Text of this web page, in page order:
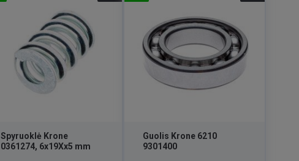
Spyruoklė Krone
0361274, 6x19Xx5 mm
Guolis Krone 6210
9301400